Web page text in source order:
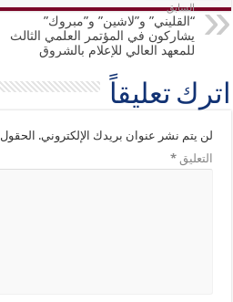
السابق
“القليني” و”لاشين” و”مبروك”
يشاركون في المؤتمر العلمي الثالث
للمعهد العالي للإعلام بالشروق
اترك تعليقاً
لن يتم نشر عنوان بريدك الإلكتروني.
التعليق*